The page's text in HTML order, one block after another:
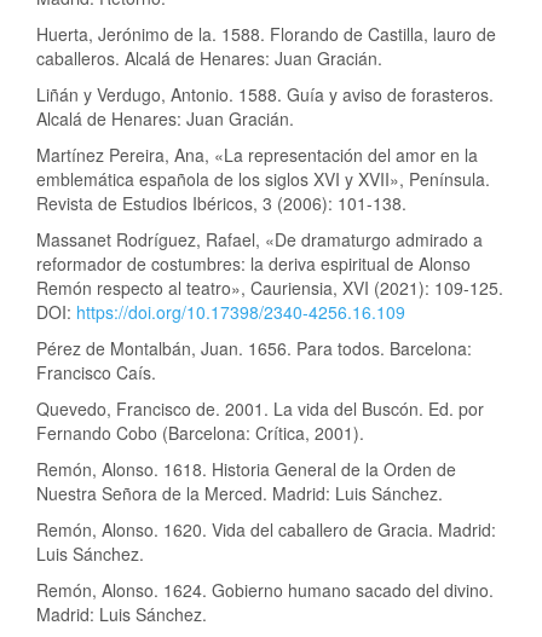
Huerta, Jerónimo de la. 1588. Florando de Castilla, lauro de
caballeros. Alcalá de Henares: Juan Gracián.
Liñán y Verdugo, Antonio. 1588. Guía y aviso de forasteros.
Alcalá de Henares: Juan Gracián.
Martínez Pereira, Ana, «La representación del amor en la
emblemática española de los siglos XVI y XVII», Península.
Revista de Estudios Ibéricos, 3 (2006): 101-138.
Massanet Rodríguez, Rafael, «De dramaturgo admirado a
reformador de costumbres: la deriva espiritual de Alonso
Remón respecto al teatro», Cauriensia, XVI (2021): 109-125.
DOI: https://doi.org/10.17398/2340-4256.16.109
Pérez de Montalbán, Juan. 1656. Para todos. Barcelona:
Francisco Caís.
Quevedo, Francisco de. 2001. La vida del Buscón. Ed. por
Fernando Cobo (Barcelona: Crítica, 2001).
Remón, Alonso. 1618. Historia General de la Orden de
Nuestra Señora de la Merced. Madrid: Luis Sánchez.
Remón, Alonso. 1620. Vida del caballero de Gracia. Madrid:
Luis Sánchez.
Remón, Alonso. 1624. Gobierno humano sacado del divino.
Madrid: Luis Sánchez.